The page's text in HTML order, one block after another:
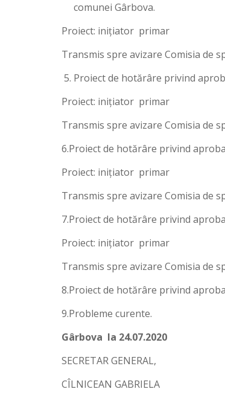
comunei Gârbova.
Proiect: iniţiator primar
Transmis spre avizare Comisia de
Proiect de hotărâre privind
Proiect: iniţiator primar
Transmis spre avizare Comisia de
6.Proiect de hotărâre privind
Proiect: iniţiator primar
Transmis spre avizare Comisia de
7.Proiect de hotărâre privind
Proiect: iniţiator primar
Transmis spre avizare Comisia de
8.Proiect de hotărâre privind
9.Probleme curente.
Gârbova la 24.07.2020
SECRETAR GENERAL,
CÎLNICEAN GABRIELA